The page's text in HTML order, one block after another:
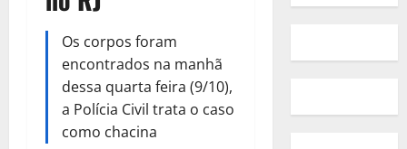
Os corpos foram
encontrados na manhã
dessa quarta feira (9/10),
a Polícia Civil trata o caso
como chacina